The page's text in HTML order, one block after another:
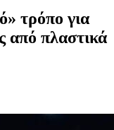
τρόπο για
από πλαστικά